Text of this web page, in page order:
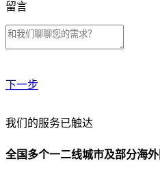
留言
下一步
贵公司预算范围是？
我们的服务已触达
全国多个一二线城市及部分海